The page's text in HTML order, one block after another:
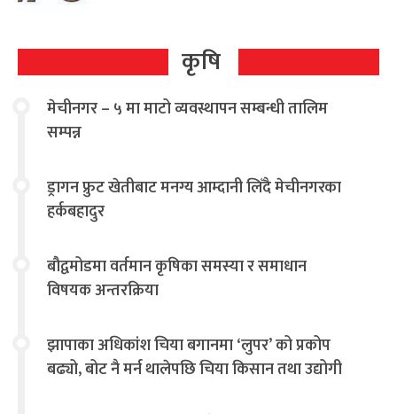
कृषि
मेचीनगर – ५ मा माटो व्यवस्थापन सम्बन्धी तालिम
सम्पन्न
ड्रागन फ्रुट खेतीबाट मनग्य आम्दानी लिँदै मेचीनगरका
हर्कबहादुर
बौद्वमोडमा वर्तमान कृषिका समस्या र समाधान
विषयक अन्तरक्रिया
झापाका अधिकांश चिया बगानमा ‘लुपर’ को प्रकोप
बढ्यो, बोट नै मर्न थालेपछि चिया किसान तथा उद्योगी